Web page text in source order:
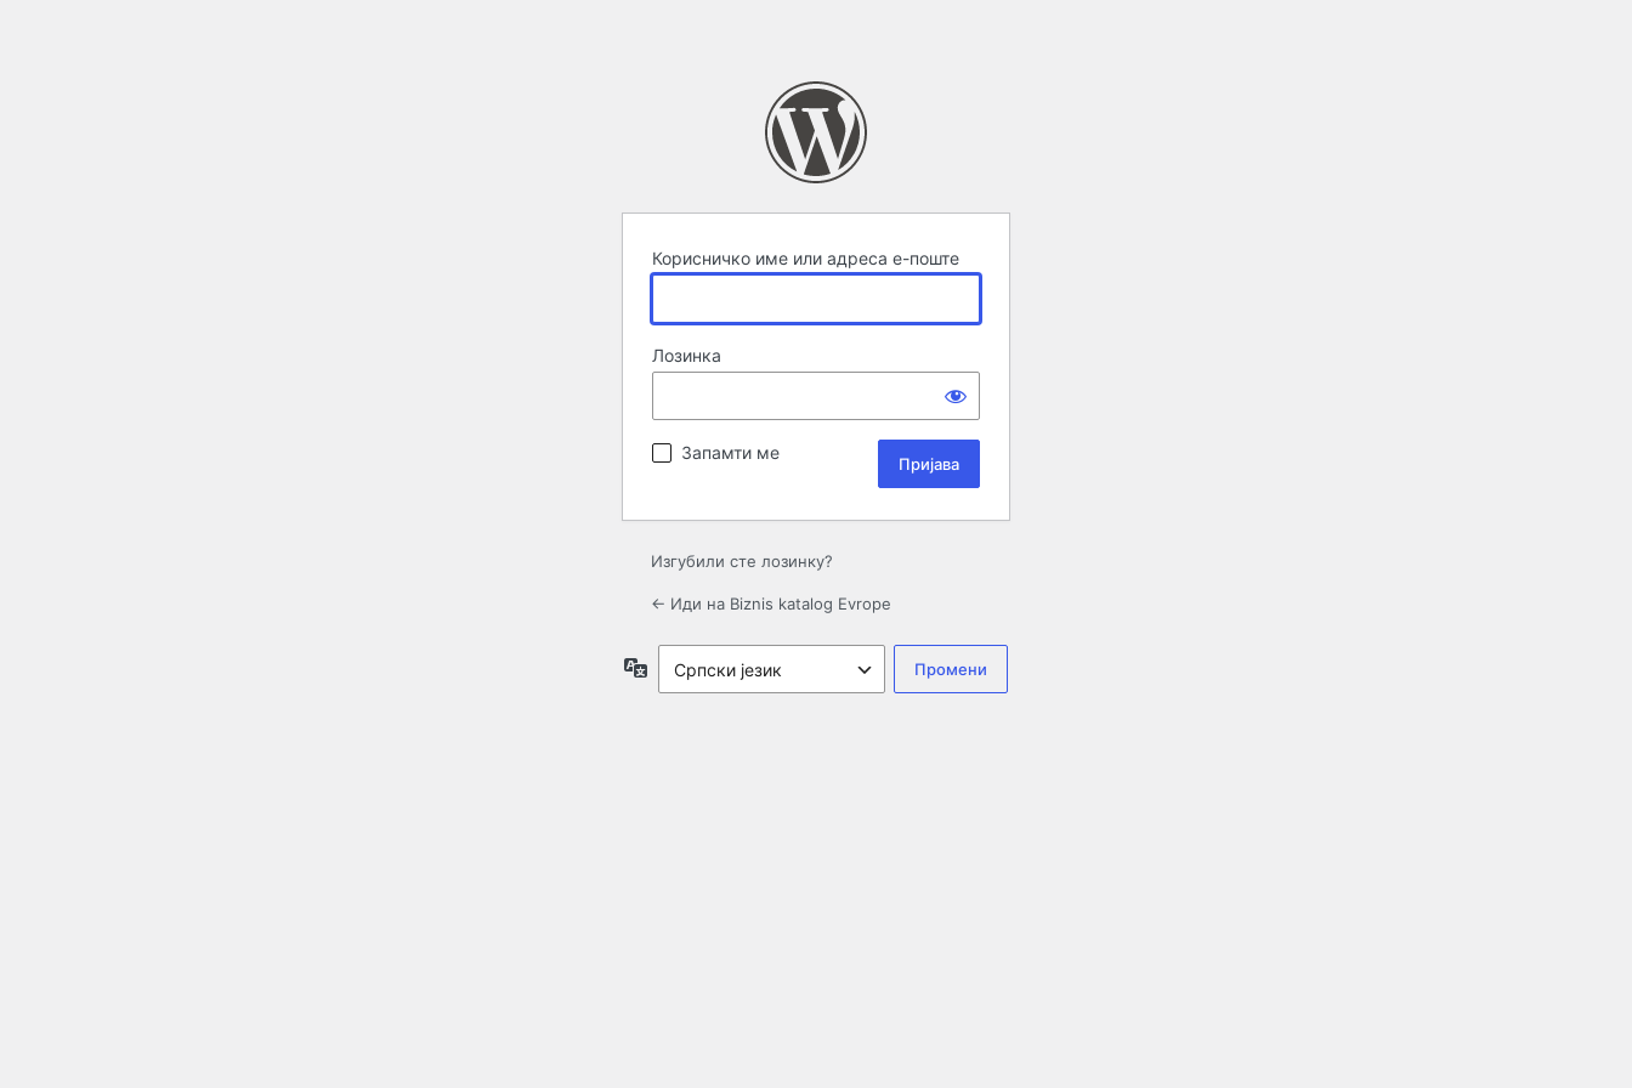
Корисничко име или адреса е-поште
Лозинка
Запамти ме
Изгубили сте лозинку?
← Иди на Biznis katalog Evrope
Језик